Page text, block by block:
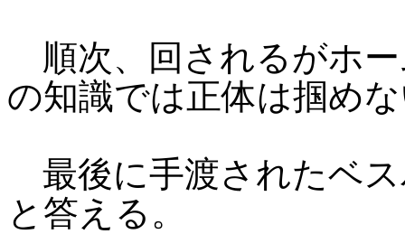
順次、回されるがホ
の知識では正体は掴め
最後に手渡されたベ
と答える。